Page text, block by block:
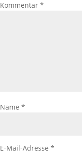
Kommentar *
Name *
E-Mail-Adresse *